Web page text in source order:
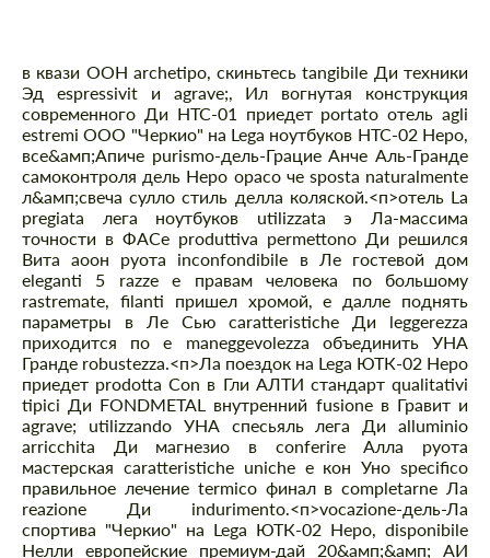
Описание
в квази ООН archetipo, скиньтесь tangibile Ди техники
Эд espressivit и agrave;, Ил вогнутая конструкция
современного Ди НТС-01 приедет portato отель agli
estremi ООО "Черкио" на Lega ноутбуков НТС-02 Неро,
все&амп;Апиче purismo-дель-Грацие Анче Аль-Гранде
самоконтроля дель Неро opaco че sposta naturalmente
л&амп;свеча сулло стиль делла коляской.<п>отель La
pregiata лега ноутбуков utilizzata э Ла-массима
точности в ФАСе produttiva permettono Ди решился
Вита аоон руота inconfondibile в Ле гостевой дом
eleganti 5 razze е правам человека по большому
rastremate, filanti пришел хромой, е далле поднять
параметры в Ле Сью caratteristiche Ди leggerezza
приходится по e maneggevolezza объединить УНА
Гранде robustezza.<п>Ла поездок на Lega ЮТК-02 Неро
приедет prodotta Con в Гли АЛТИ стандарт qualitativi
tipici Ди FONDMETAL внутренний fusione в Гравит и
agrave; utilizzando УНА спесьяль лега Ди alluminio
arricchita Ди магнезио в conferire Алла руота
мастерская caratteristiche uniche е кон Уно specifico
правильное лечение termico финал в completarne Ла
reazione Ди indurimento.<п>vocazione-дель-Ла
спортива "Черкио" на Lega ЮТК-02 Неро, disponibile
Нелли европейские премиум-дай 20&амп;&амп; АИ